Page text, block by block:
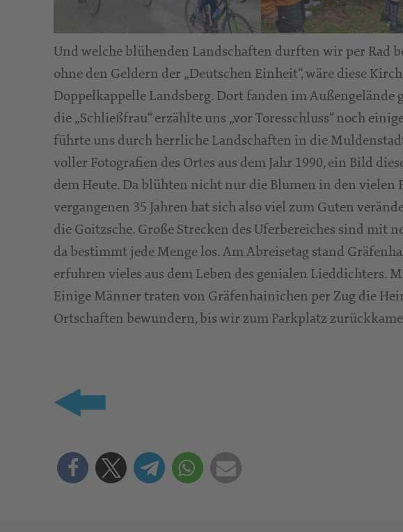
Und welche blühenden Landschaften durften wir per Rad
ohne den Geldern der „Deutschen Einheit“, wäre diese
Doppelkappelle Landsberg. Dort fanden im Außengelände
die „Schließfrau“ erzählte uns „vor Toresschluss“ noch
führte uns durch herrliche Landschaften in die
voller Fotografien des Ortes aus dem Jahr 1990, ein Bild
dem Heute. Da blühten nicht nur die Blumen in den vielen
vergangenen 35 Jahren hat sich also viel zum Guten
die Goitzsche. Große Strecken des Uferbereiches sind
da bestimmt jede Menge los. Am Abreisetag stand
erfuhren vieles aus dem Leben des genialen Lieddichters.
Einige Männer traten von Gräfenhainichen per Zug die
Ortschaften bewundern, bis wir zum Parkplatz